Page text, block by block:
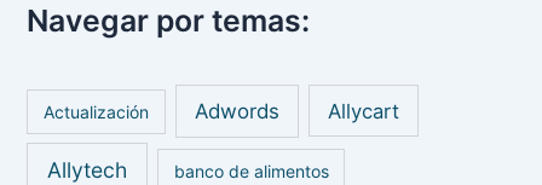
c
p
r
Navegar por temas:
Actualización Adwords Allycart
Allytech banco de alimentos